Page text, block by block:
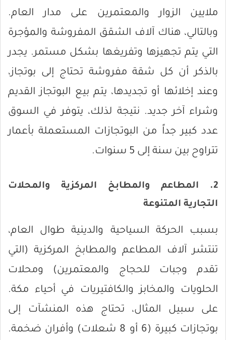
ملايين الزوار والمعتمرين على مدار العام.
وبالتالي، هناك آلاف الشقق المفروشة والمؤجرة
التي يتم تجهيزها وتفريغها بشكل مستمر. يجدر
بالذكر أن كل شقة مفروشة تحتاج إلى بوتجاز،
وعند إخلائها أو تجديدها، يتم بيع البوتجاز القديم
وشراء آخر جديد. نتيجة لذلك، يتوفر في السوق
عدد كبير جداً من البوتجازات المستعملة بأعمار
تتراوح بين سنة إلى 5 سنوات.
2. المطاعم والمطابخ المركزية والمحلات
التجارية المتنوعة
بسبب الحركة السياحية والدينية طوال العام،
تنتشر آلاف المطاعم والمطابخ المركزية (التي
تقدم وجبات للحجاج والمعتمرين) ومحلات
الحلويات والمخابز والكافتيريات في أحياء مكة.
على سبيل المثال، تحتاج هذه المنشآت إلى
بوتجازات كبيرة (6 أو 8 شعلات) وأفران ضخمة.